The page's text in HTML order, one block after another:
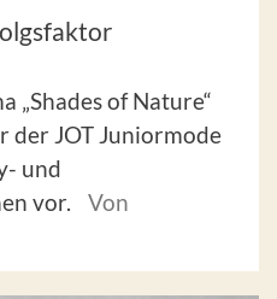
„Shades of Nature“
der JOT Juniormode
und
vor.
Von